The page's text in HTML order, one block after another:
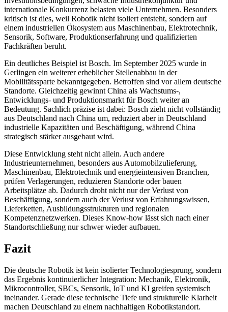
internationale Konkurrenz belasten viele Unternehmen. Besonders
kritisch ist dies, weil Robotik nicht isoliert entsteht, sondern auf
einem industriellen Ökosystem aus Maschinenbau, Elektrotechnik,
Sensorik, Software, Produktionserfahrung und qualifizierten
Fachkräften beruht.
Ein deutliches Beispiel ist Bosch. Im September 2025 wurde in
Gerlingen ein weiterer erheblicher Stellenabbau in der
Mobilitätssparte bekanntgegeben. Betroffen sind vor allem deutsche
Standorte. Gleichzeitig gewinnt China als Wachstums-,
Entwicklungs- und Produktionsmarkt für Bosch weiter an
Bedeutung. Sachlich präzise ist dabei: Bosch zieht nicht vollständig
aus Deutschland nach China um, reduziert aber in Deutschland
industrielle Kapazitäten und Beschäftigung, während China
strategisch stärker ausgebaut wird.
Diese Entwicklung steht nicht allein. Auch andere
Industrieunternehmen, besonders aus Automobilzulieferung,
Maschinenbau, Elektrotechnik und energieintensiven Branchen,
prüfen Verlagerungen, reduzieren Standorte oder bauen
Arbeitsplätze ab. Dadurch droht nicht nur der Verlust von
Beschäftigung, sondern auch der Verlust von Erfahrungswissen,
Lieferketten, Ausbildungsstrukturen und regionalen
Kompetenznetzwerken. Dieses Know-how lässt sich nach einer
Standortschließung nur schwer wieder aufbauen.
Fazit
Die deutsche Robotik ist kein isolierter Technologiesprung, sondern
das Ergebnis kontinuierlicher Integration: Mechanik, Elektronik,
Mikrocontroller, SBCs, Sensorik, IoT und KI greifen systemisch
ineinander. Gerade diese technische Tiefe und strukturelle Klarheit
machen Deutschland zu einem nachhaltigen Robotikstandort.